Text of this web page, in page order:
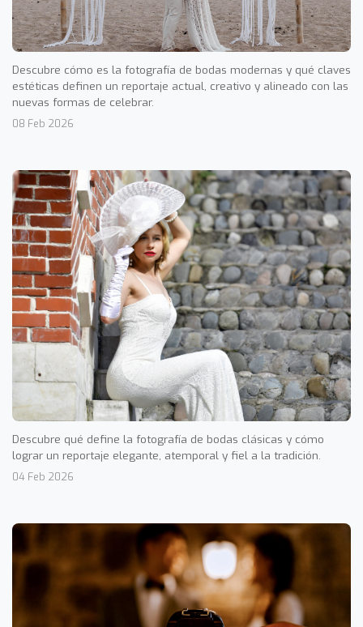
Descubre cómo es la fotografía de bodas modernas y qué claves
estéticas definen un reportaje actual, creativo y alineado con las
nuevas formas de celebrar.
08 Feb 2026
Descubre qué define la fotografía de bodas clásicas y cómo
lograr un reportaje elegante, atemporal y fiel a la tradición.
04 Feb 2026